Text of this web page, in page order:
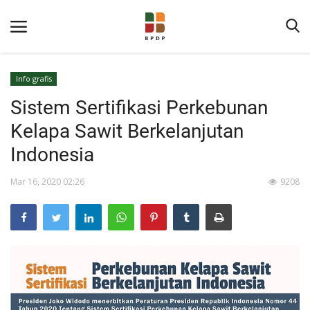
Tentang BPDP
Program Layanan
Berita
Info grafis
Sistem Sertifikasi Perkebunan
Kelapa Sawit Berkelanjutan
Indonesia
Mar 16, 2020 02:26 9208